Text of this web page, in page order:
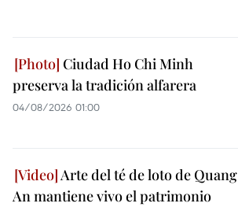
Ciudad Ho Chi Minh
preserva la tradición alfarera
04/08/2026 01:00
Arte del té de loto de Quang
An mantiene vivo el patrimonio